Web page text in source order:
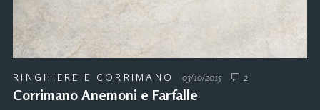
RINGHIERE E CORRIMANO 03/10/2015 2
Corrimano Anemoni e Farfalle